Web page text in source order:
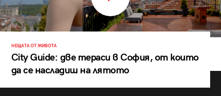
НЕЩАТА ОТ ЖИВОТА
City Guide: две тераси в София, от които
да се насладиш на лятото